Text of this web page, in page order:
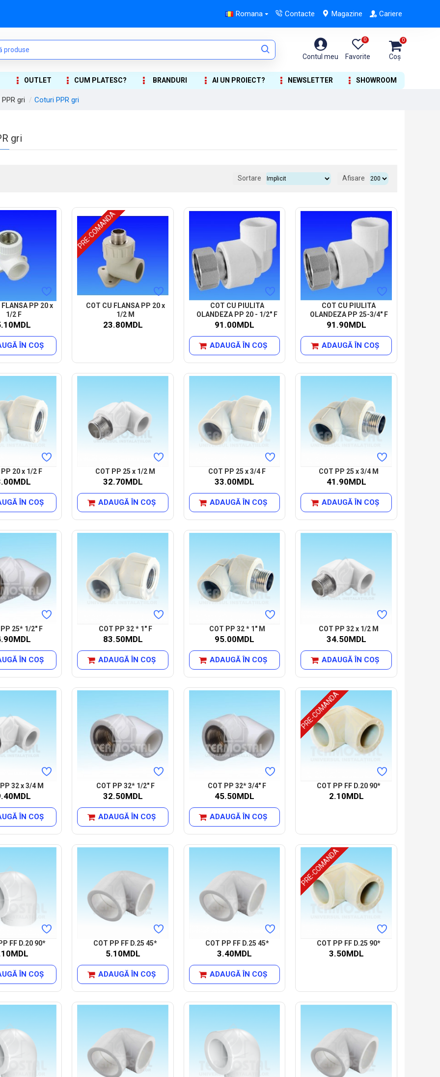
Romana Contacte Magazine Cariere
Contul meu Favorite
0
Coș
0
OUTLET CUM PLATESC? BRANDURI AI UN PROIECT? NEWSLETTER SHOWROOM
gri Coturi PPR gri
gri
Sortare Afisare
FLANSA PP 20 x
1/2 F
ÎN COŞ
PRE-COMANDA
COT CU FLANSA PP 20 x
1/2 M
23.80MDL
COT CU PIULITA
OLANDEZA PP 20 - 1/2" F
91.00MDL
ADAUGĂ ÎN COŞ
COT CU PIULITA
OLANDEZA PP 25-3/4" F
91.90MDL
ADAUGĂ ÎN COŞ
20 x 1/2 F
ÎN COŞ
COT PP 25 x 1/2 M
32.70MDL
ADAUGĂ ÎN COŞ
COT PP 25 x 3/4 F
33.00MDL
ADAUGĂ ÎN COŞ
COT PP 25 x 3/4 M
41.90MDL
ADAUGĂ ÎN COŞ
25* 1/2" F
ÎN COŞ
COT PP 32 * 1" F
83.50MDL
ADAUGĂ ÎN COŞ
COT PP 32 * 1" M
95.00MDL
ADAUGĂ ÎN COŞ
COT PP 32 x 1/2 M
34.50MDL
ADAUGĂ ÎN COŞ
32 x 3/4 M
ÎN COŞ
COT PP 32* 1/2" F
32.50MDL
ADAUGĂ ÎN COŞ
COT PP 32* 3/4" F
45.50MDL
ADAUGĂ ÎN COŞ
PRE-COMANDA
COT PP FF D.20 90*
2.10MDL
FF D.20 90*
ÎN COŞ
COT PP FF D.25 45*
5.10MDL
ADAUGĂ ÎN COŞ
COT PP FF D.25 45*
3.40MDL
ADAUGĂ ÎN COŞ
PRE-COMANDA
COT PP FF D.25 90*
3.50MDL